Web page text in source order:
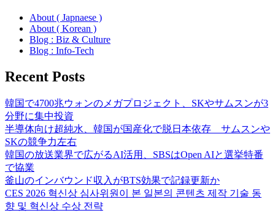
About ( Japnaese )
About ( Korean )
Blog : Biz & Culture
Blog : Info-Tech
Recent Posts
韓国で4700兆ウォンのメガプロジェクト、SKやサムスンが3
分野に集中投資
半導体向け超純水、韓国が国産化で脱日本依存 サムスンや
SKの競争力左右
韓国の放送業界で広がるAI活用、SBSはOpen AIと選挙特番
で協業
釜山のインバウンド収入がBTS効果で記録更新か
CES 2026 혁신상 심사위원이 본 일본의 콘텐츠 제작 기술 동
향 및 혁신상 수상 전략